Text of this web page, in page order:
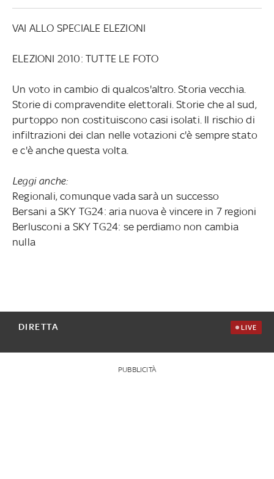
VAI ALLO SPECIALE ELEZIONI
ELEZIONI 2010: TUTTE LE FOTO
Un voto in cambio di qualcos'altro. Storia vecchia.
Storie di compravendite elettorali. Storie che al sud,
purtoppo non costituiscono casi isolati. Il rischio di
infiltrazioni dei clan nelle votazioni c'è sempre stato
e c'è anche questa volta.
Leggi anche:
Regionali, comunque vada sarà un successo
Bersani a SKY TG24: aria nuova è vincere in 7 regioni
Berlusconi a SKY TG24: se perdiamo non cambia
nulla
DIRETTA LIVE
PUBBLICITÀ